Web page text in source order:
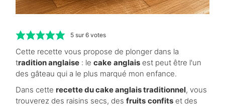
5sur6votes
Cette recette vous propose de plonger dans la
tradition anglaise : le cake anglais est peut être l'un
des gâteau qui a le plus marqué mon enfance.
Dans cette recette du cake anglais traditionnel, vous
trouverez des raisins secs, des fruits confits et des